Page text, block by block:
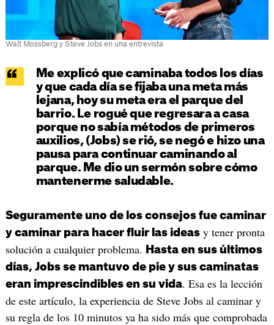
Walt Mossberg y Steve Jobs en una entrevista
Me explicó que caminaba todos los días
y que cada día se fijaba una meta más
lejana, hoy su meta era el parque del
barrio. Le rogué que regresara a casa
porque no sabía métodos de primeros
auxilios, (Jobs) se rió, se negó e hizo una
pausa para continuar caminando al
parque. Me dio un sermón sobre cómo
mantenerme saludable.
Seguramente uno de los consejos fue caminar
y caminar para hacer fluir las ideasy tener pronta
solución a cualquier problema.
Hasta en sus últimos
días, Jobs se mantuvo de pie y sus caminatas
eran imprescindibles en su vida. Esa es la lección
de este artículo, la experiencia de Steve Jobs al caminar y
su regla de los 10 minutos ya ha sido más que comprobada